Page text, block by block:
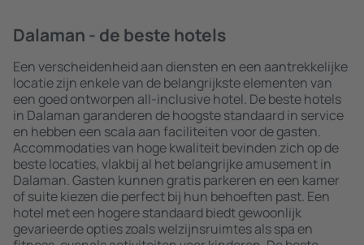
Dalaman - de beste hotels
Een verscheidenheid aan diensten en een aantrekkelijke
locatie zijn enkele van de belangrijkste elementen van
een goed ontworpen all-inclusive hotel. De beste hotels
in Dalaman garanderen de hoogste standaard in service
en hebben een scala aan faciliteiten voor de gasten.
Accommodaties van hoge kwaliteit bevinden zich op de
beste locaties, vlakbij al het belangrijke amusement in
Dalaman. Gasten kunnen gratis parkeren en een kamer
of suite kiezen die perfect bij hun behoeften past. Een
hotel met een hogere standaard biedt gewoonlijk
gevarieerde opties zoals welzijnsruimtes als spa en